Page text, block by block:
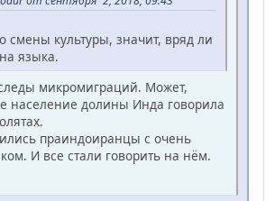
смены культуры, значит, вряд ли
языка.
микромиграций. Может,
население долины Инда говорила
праиндоиранцы с очень
И все стали говорить на нём.